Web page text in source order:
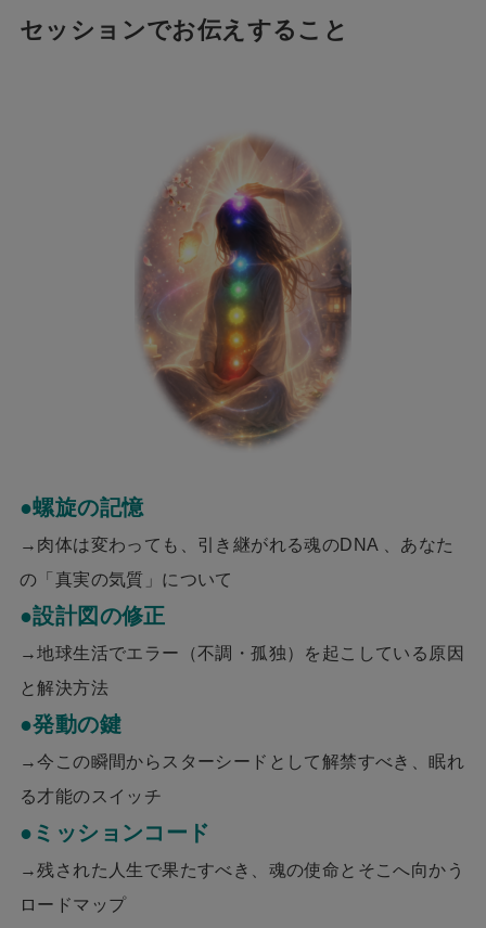
セッションでお伝えすること
​●螺旋の記憶
→肉体は変わっても、引き継がれる魂のDNA 、あなた
の「真実の気質」について
●設計図の修正
→地球生活でエラー（不調・孤独）を起こしている原因
と解決方法
●発動の鍵
→今この瞬間からスターシードとして解禁すべき、眠れ
る才能のスイッチ
​●ミッションコード
→残された人生で果たすべき、魂の使命とそこへ向かう
ロードマップ